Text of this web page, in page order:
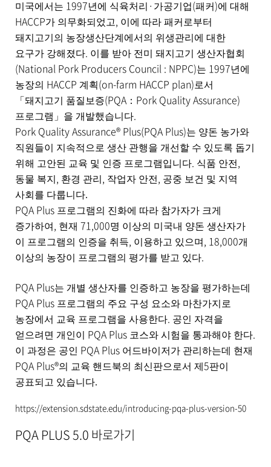
로
제
목
작
성
자
첨
부
내
제
공
니
다
미국에서는 1997년에 식육처리 · 가공기업(패커)에 대해
HACCP가 의무화되었고, 이에 따라 패커로부터
돼지고기의 농장생산단계에서의 위생관리에 대한
요구가 강해졌다. 이를 받아 전미 돼지고기 생산자협회
(National Pork Producers Council : NPPC)는 1997년에
농장의 HACCP 계획(on-farm HACCP plan)로서
「 돼지고기 품질보증(PQA ： Pork Quality Assurance)
프로그램 」 을 개발했습니다.
Pork Quality Assurance® Plus(PQA Plus)는 양돈 농가와
직원들이 지속적으로 생산 관행을 개선할 수 있도록 돕기
위해 고안된 교육 및 인증 프로그램입니다. 식품 안전 ,
동물 복지 , 환경 관리 , 작업자 안전 , 공중 보건 및 지역
사회를 다룹니다.
PQA Plus 프로그램의 진화에 따라 참가자가 크게
증가하여 , 현재 71,000명 이상의 미국내 양돈 생산자가
이 프로그램의 인증을 취득, 이용하고 있으며 , 18,000개
이상의 농장이 프로그램의 평가를 받고 있다.
PQA Plus는 개별 생산자를 인증하고 농장을 평가하는데
PQA Plus 프로그램의 주요 구성 요소와 마찬가지로
농장에서 교육 프로그램을 사용한다. 공인 자격을
얻으려면 개인이 PQA Plus 코스와 시험을 통과해야 한다.
이 과정은 공인 PQA Plus 어드바이저가 관리하는데 현재
PQA Plus®의 교육 핸드북의 최신판으로서 제 5판이
공표되고 있습니다.
https://extension.sdstate.edu/introducing-pqa-plus-version-50
PQA PLUS5.0 바로가기